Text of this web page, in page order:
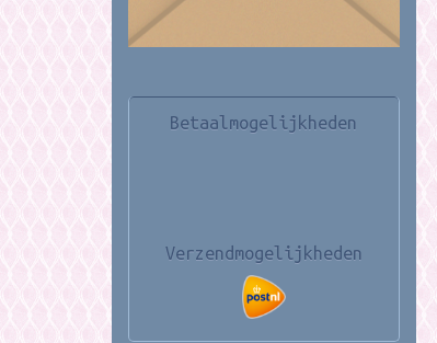
Betaalmogelijkheden
Verzendmogelijkheden